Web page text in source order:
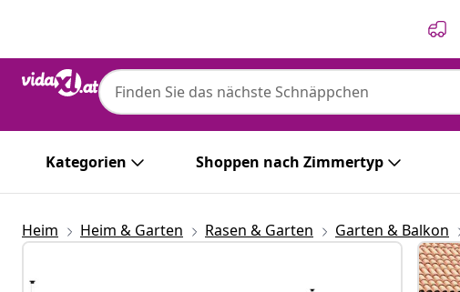
Kategorien Shoppen nach Zimmertyp
Heim Heim & Garten Rasen & Garten Garten & Balkon